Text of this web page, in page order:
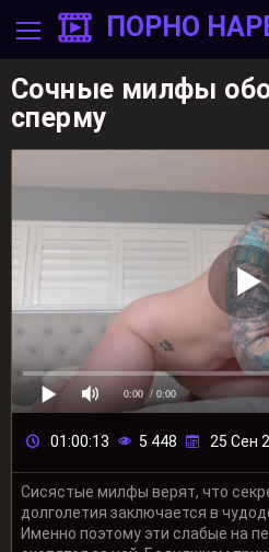
ПОРНО
Сочные милфы
сперму
0:00 / 0:00
01:00:13 5 448 25 Сен
Сисястые милфы верят, что
долголетия заключается в
Именно поэтому эти слабые на